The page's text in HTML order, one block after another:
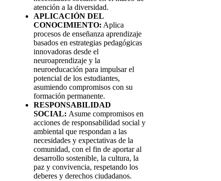
atención a la diversidad.
APLICACIÓN DEL
CONOCIMIENTO: Aplica
procesos de enseñanza aprendizaje
basados en estrategias pedagógicas
innovadoras desde el
neuroaprendizaje y la
neuroeducación para impulsar el
potencial de los estudiantes,
asumiendo compromisos con su
formación permanente.
RESPONSABILIDAD
SOCIAL: Asume compromisos en
acciones de responsabilidad social y
ambiental que respondan a las
necesidades y expectativas de la
comunidad, con el fin de aportar al
desarrollo sostenible, la cultura, la
paz y convivencia, respetando los
deberes y derechos ciudadanos.